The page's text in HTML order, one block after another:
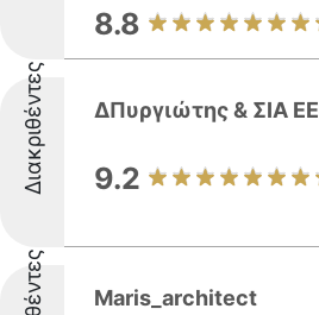
8.8
Διακριθέντες ΔΠυργιώτης & ΣΙΑ ΕΕ
9.2
Maris_architect